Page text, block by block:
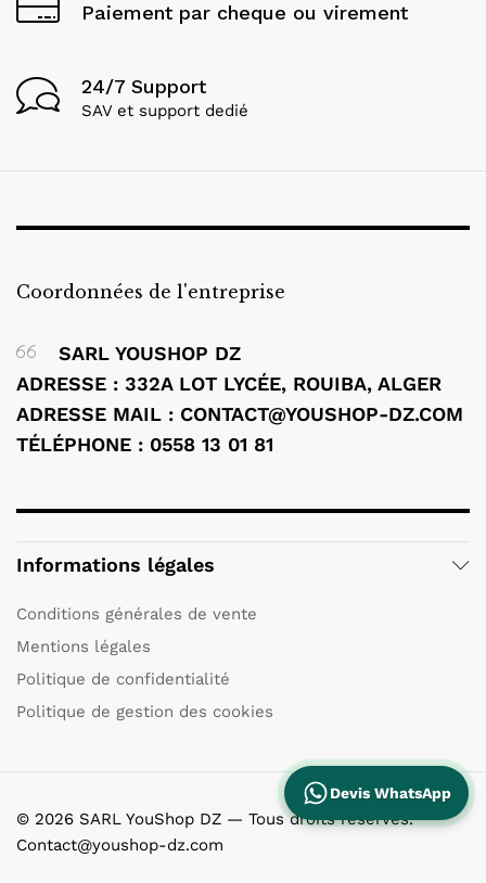
Paiement par cheque ou virement
24/7 Support
SAV et support dedié
Coordonnées de l'entreprise
SARL YOUSHOP DZ
ADRESSE : 332A LOT LYCÉE, ROUIBA, ALGER
ADRESSE MAIL : CONTACT@YOUSHOP-DZ.COM
TÉLÉPHONE : 0558 13 01 81
Informations légales
Conditions générales de vente
Mentions légales
Politique de confidentialité
Politique de gestion des cookies
© 2026 SARL YouShop DZ — Tous droits réservés.
Contact@youshop-dz.com
Devis WhatsApp